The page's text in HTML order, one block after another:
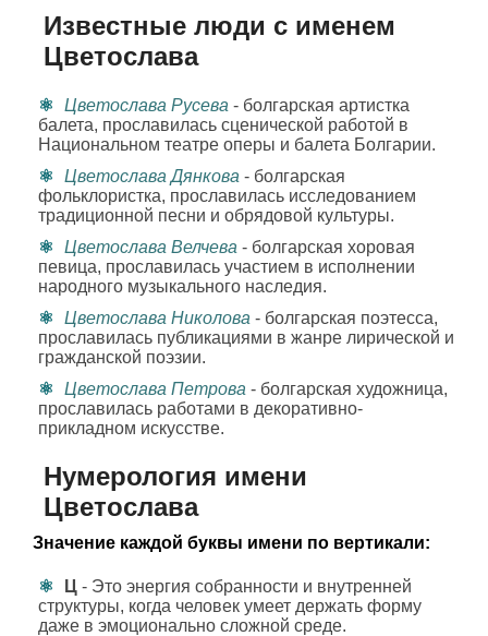
Известные люди с именем
Цветослава
Цветослава Русева - болгарская артистка
балета, прославилась сценической работой в
Национальном театре оперы и балета Болгарии.
Цветослава Дянкова - болгарская
фольклористка, прославилась исследованием
традиционной песни и обрядовой культуры.
Цветослава Велчева - болгарская хоровая
певица, прославилась участием в исполнении
народного музыкального наследия.
Цветослава Николова - болгарская поэтесса,
прославилась публикациями в жанре лирической и
гражданской поэзии.
Цветослава Петрова - болгарская художница,
прославилась работами в декоративно-
прикладном искусстве.
Нумерология имени
Цветослава
Значение каждой буквы имени по вертикали:
Ц - Это энергия собранности и внутренней
структуры, когда человек умеет держать форму
даже в эмоционально сложной среде.